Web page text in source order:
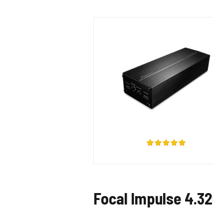
Focal Impulse